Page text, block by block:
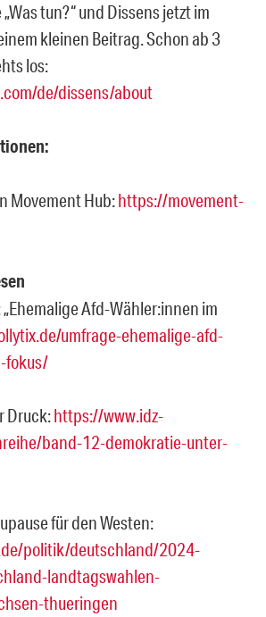
tun?“ und Dissens jetzt im
kleinen Beitrag. Schon ab 3
los:
de/dissens/about
Movement Hub:https://movement-
Afd-Wähler:innen im
umfrage-ehemalige-afd-
fokus/
Druck:https://www.idz-
band-12-demokratie-unter-
für den Westen:
politik/deutschland/2024-
landtagswahlen-
thueringen